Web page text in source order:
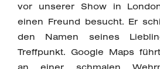
vor unserer Show in
einen Freund besucht. Er
den Namen seines
Treffpunkt. Google Maps